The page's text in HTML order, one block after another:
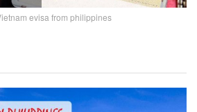
evisa from philippines